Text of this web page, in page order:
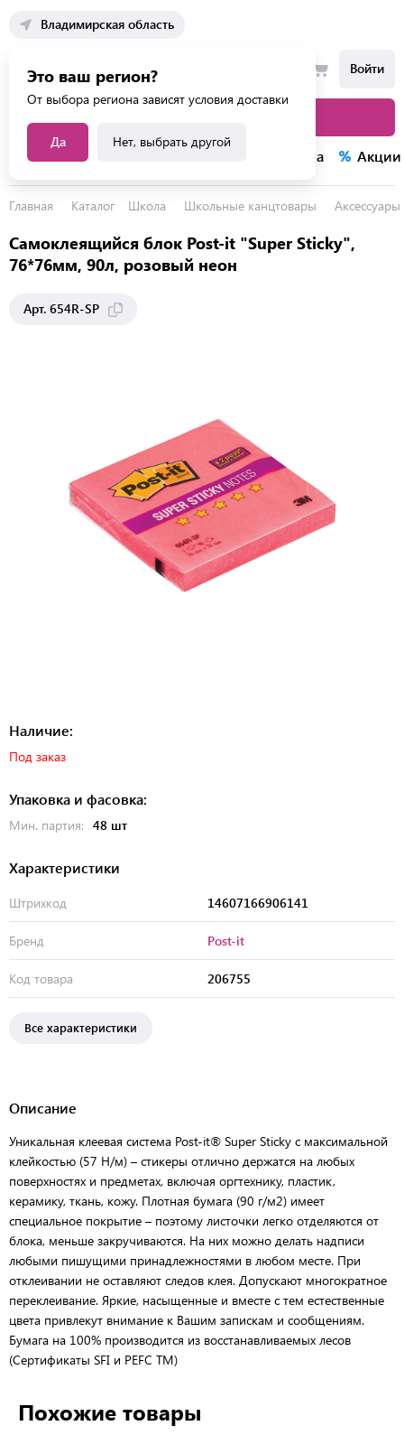
Владимирская область
Это ваш регион?
От выбора региона зависят условия доставки
Да Нет, выбрать другой
Войти
Каталог услуг Распродажа Акции
Главная Каталог Школа Школьные канцтовары
Самоклеящийся блок Post-it "Super Sticky",
76*76мм, 90л, розовый неон
Арт. 654R-SP
Наличие:
Под заказ
Упаковка и фасовка:
Мин. партия: 48 шт
Характеристики
Штрихкод 14607166906141
Бренд Post-it
Код товара 206755
Все характеристики
Описание
Уникальная клеевая система Post-it® Super Sticky с максимальной
клейкостью (57 Н/м) – стикеры отлично держатся на любых
поверхностях и предметах, включая оргтехнику, пластик,
керамику, ткань, кожу. Плотная бумага (90 г/м2) имеет
специальное покрытие – поэтому листочки легко отделяются от
блока, меньше закручиваются. На них можно делать надписи
любыми пишущими принадлежностями в любом месте. При
отклеивании не оставляют следов клея. Допускают многократное
переклеивание. Яркие, насыщенные и вместе с тем естественные
цвета привлекут внимание к Вашим запискам и сообщениям.
Бумага на 100% производится из восстанавливаемых лесов
(Сертификаты SFI и PEFC TM)
Похожие товары